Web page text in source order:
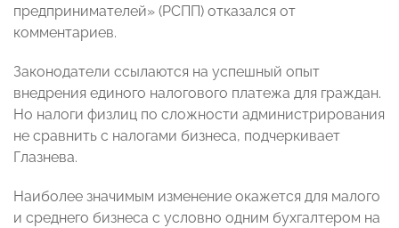
предпринимателей» (РСПП) отказался от
комментариев.
Законодатели ссылаются на успешный опыт
внедрения единого налогового платежа для граждан.
Но налоги физлиц по сложности администрирования
не сравнить с налогами бизнеса, подчеркивает
Глазнева.
Наиболее значимым изменение окажется для малого
и среднего бизнеса с условно одним бухгалтером на